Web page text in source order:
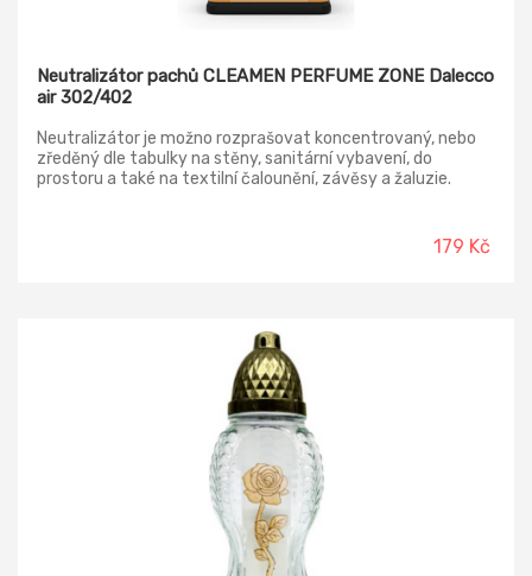
Neutralizátor pachů CLEAMEN PERFUME ZONE Dalecco
air 302/402
Neutralizátor je možno rozprašovat koncentrovaný, nebo
zředěný dle tabulky na stěny, sanitární vybavení, do
prostoru a také na textilní čalounění, závěsy a žaluzie.
179 Kč